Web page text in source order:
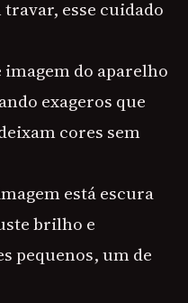
travar, esse cuidado
imagem do aparelho
exageros que
cores sem
está escura
brilho e
pequenos, um de